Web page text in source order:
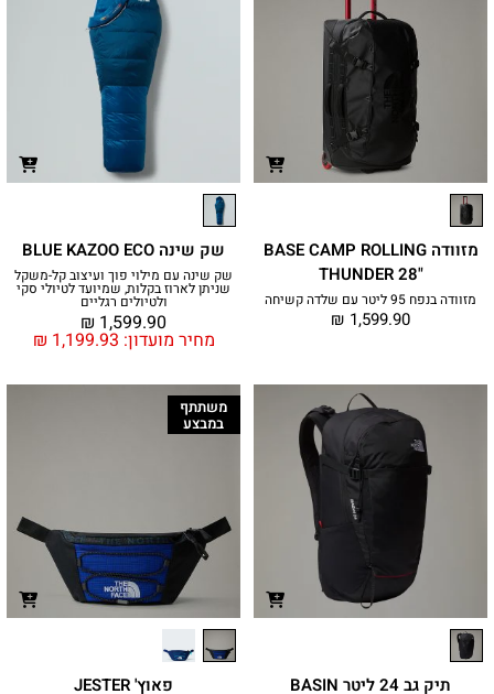
מזוודה BASE CAMP ROLLING
THUNDER 28"‎
מזוודה בנפח 95 ליטר עם שלדה קשיחה
₪ 1,599.90
שק שינה BLUE KAZOO ECO
שק שינה עם מילוי פוך ועיצוב קל-משקל
שניתן לארוז בקלות, שמיועד לטיולי סקי
ולטיולים רגליים
מחיר מועדון: ₪ 1,199.93
₪ 1,599.90
תיק גב 24 ליטר BASIN
משתתף
במבצע
פאוץ' JESTER